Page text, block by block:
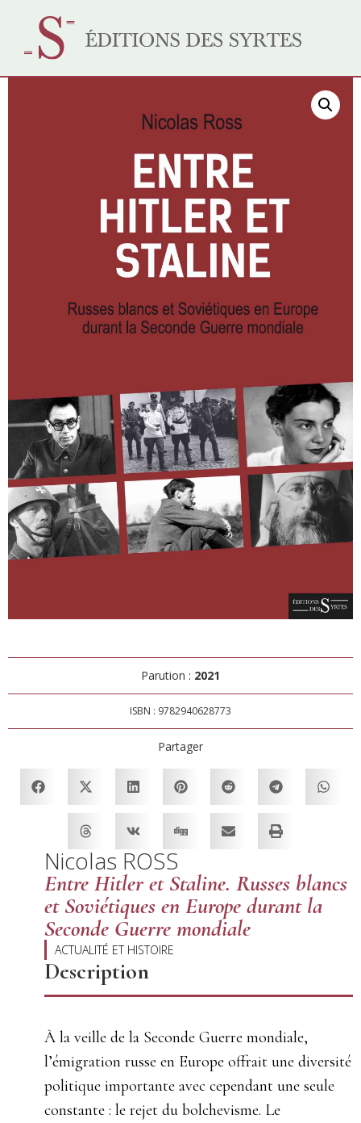
Parution : 2021
ISBN : 9782940628773
Partager
Nicolas ROSS
Entre Hitler et Staline. Russes blancs
et Soviétiques en Europe durant la
Seconde Guerre mondiale
ACTUALITÉ ET HISTOIRE
Description
À la veille de la Seconde Guerre mondiale,
l’émigration russe en Europe offrait une diversité
politique importante avec cependant une seule
constante : le rejet du bolchevisme. Le